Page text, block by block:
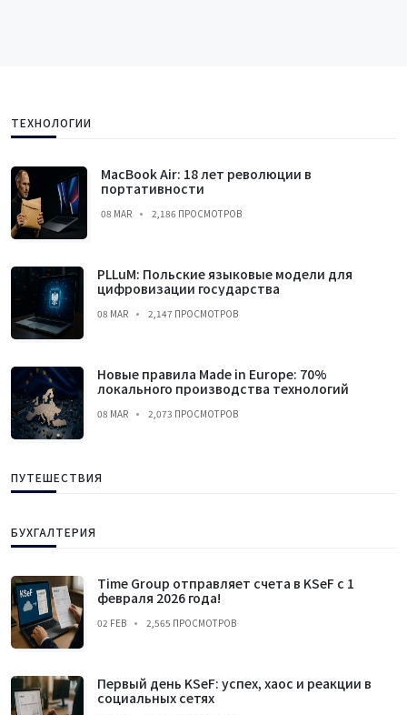
ТЕХНОЛОГИИ
MacBook Air: 18 лет революции в
портативности
08 MAR 2,186 ПРОСМОТРОВ
PLLuM: Польские языковые модели для
цифровизации государства
08 MAR 2,147 ПРОСМОТРОВ
Новые правила Made in Europe: 70%
локального производства технологий
08 MAR 2,073 ПРОСМОТРОВ
ПУТЕШЕСТВИЯ
БУХГАЛТЕРИЯ
Time Group отправляет счета в KSeF с 1
февраля 2026 года!
02 FEB 2,565 ПРОСМОТРОВ
Первый день KSeF: успех, хаос и реакции в
социальных сетях